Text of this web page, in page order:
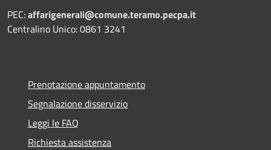
PEC:affarigenerali@comune.teramo.pecpa.it
Centralino Unico: 0861 3241
Prenotazione appuntamento
Segnalazione disservizio
Leggi le FAQ
Richiesta assistenza